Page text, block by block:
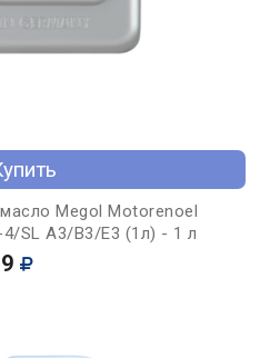
Megol Motorenoel
SL A3/B3/E3 (1л) - 1 л